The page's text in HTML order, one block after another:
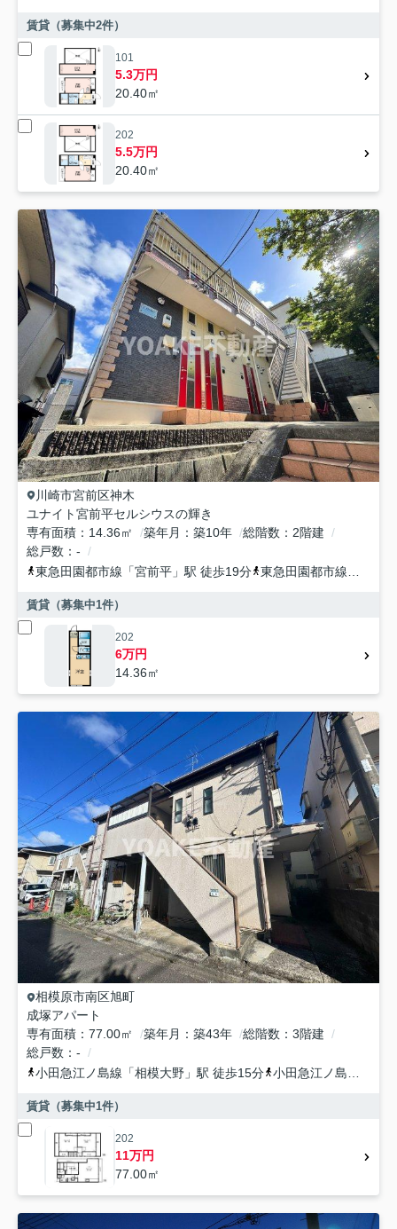
賃貸（募集中2件）
101
5.3万円
20.40㎡
202
5.5万円
20.40㎡
川崎市宮前区神木
ユナイト宮前平セルシウスの輝き
専有面積
14.36㎡ 築年月 築10年 総階数
2階建
総戸数
-
東急田園都市線 「宮前平 」駅 徒歩19分 東急田園都市線
賃貸（募集中1件）
202
6万円
14.36㎡
相模原市南区旭町
成塚アパート
専有面積
77.00㎡ 築年月 築43年 総階数
3階建
総戸数
-
小田急江ノ島線 「相模大野 」駅 徒歩15分 小田急江ノ島線
賃貸（募集中1件）
202
11万円
77.00㎡